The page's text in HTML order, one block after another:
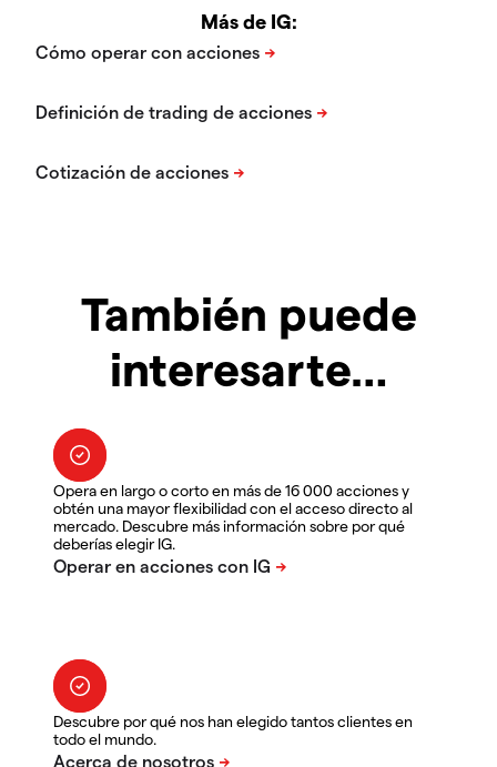
Más de IG:
También puede
interesarte…
Opera en largo o corto en más de 16 000 acciones y
obtén una mayor flexibilidad con el acceso directo al
mercado. Descubre más información sobre por qué
deberías elegir IG.
Descubre por qué nos han elegido tantos clientes en
todo el mundo.